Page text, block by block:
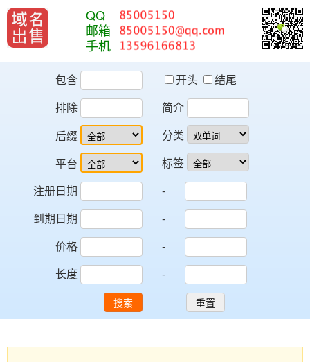
QQ
邮箱
手机
包含 开头
结尾
排除
简介
后缀
平台
分类
标签
注册日期
-
到期日期
-
价格
-
长度
-
搜索 重置